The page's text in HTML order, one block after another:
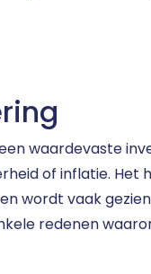
waardevaste
of inflatie. Het
wordt vaak
redenen